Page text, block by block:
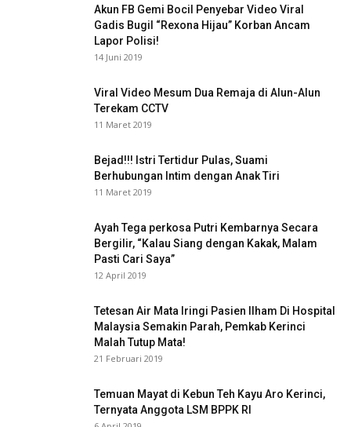
Akun FB Gemi Bocil Penyebar Video Viral
Gadis Bugil “Rexona Hijau” Korban Ancam
Lapor Polisi!
14 Juni 2019
Viral Video Mesum Dua Remaja di Alun-Alun
Terekam CCTV
11 Maret 2019
Bejad!!! Istri Tertidur Pulas, Suami
Berhubungan Intim dengan Anak Tiri
11 Maret 2019
Ayah Tega perkosa Putri Kembarnya Secara
Bergilir, “Kalau Siang dengan Kakak, Malam
Pasti Cari Saya”
12 April 2019
Tetesan Air Mata Iringi Pasien Ilham Di Hospital
Malaysia Semakin Parah, Pemkab Kerinci
Malah Tutup Mata!
21 Februari 2019
Temuan Mayat di Kebun Teh Kayu Aro Kerinci,
Ternyata Anggota LSM BPPK RI